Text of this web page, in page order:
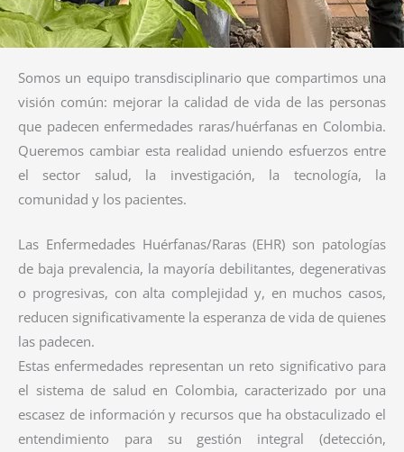
Somos un equipo transdisciplinario que compartimos una
visión común: mejorar la calidad de vida de las personas
que padecen enfermedades raras/huérfanas en Colombia.
Queremos cambiar esta realidad uniendo esfuerzos entre
el sector salud, la investigación, la tecnología, la
comunidad y los pacientes.
Las Enfermedades Huérfanas/Raras (EHR) son patologías
de baja prevalencia, la mayoría debilitantes, degenerativas
o progresivas, con alta complejidad y, en muchos casos,
reducen significativamente la esperanza de vida de quienes
las padecen.
Estas enfermedades representan un reto significativo para
el sistema de salud en Colombia, caracterizado por una
escasez de información y recursos que ha obstaculizado el
entendimiento para su gestión integral (detección,